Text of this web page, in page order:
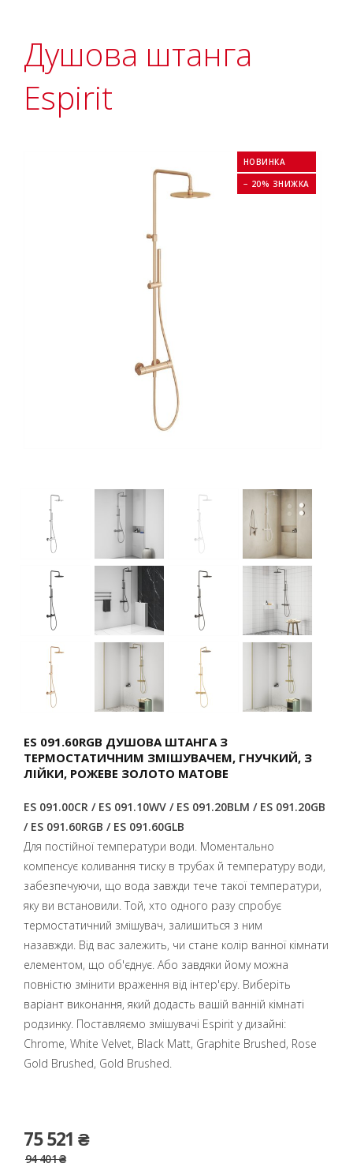
Душова штанга
Espirit
НОВИНКА
− 20% ЗНИЖКА
ES 091.60RGB ДУШОВА ШТАНГА З
ТЕРМОСТАТИЧНИМ ЗМІШУВАЧЕМ, ГНУЧКИЙ, З
ЛІЙКИ, PОЖЕВЕ ЗОЛОТО МАТОВЕ
ES 091.00CR / ES 091.10WV / ES 091.20BLM / ES 091.20GB
/ ES 091.60RGB / ES 091.60GLB
Для постійної температури води. Моментально
компенсує коливання тиску в трубах й температуру води,
забезпечуючи, що вода завжди тече такої температури,
яку ви встановили. Той, хто одного разу спробує
термостатичний змішувач, залишиться з ним
назавжди. Від вас залежить, чи стане колір ванної кімнати
елементом, що об'єднує. Або завдяки йому можна
повністю змінити враження від інтер'єру. Виберіть
варіант виконання, який додасть вашій ванній кімнаті
родзинку. Поставляємо змішувачі Espirit у дизайні:
Chrome, White Velvet, Black Matt, Graphite Brushed, Rose
Gold Brushed, Gold Brushed.
75 521 ₴
94 401 ₴